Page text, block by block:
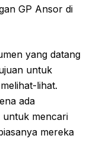
GP Ansor di
yang datang
untuk
lihat.
ada
untuk mencari
mereka